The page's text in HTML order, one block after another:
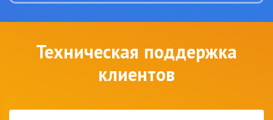
Техническая поддержка
клиентов